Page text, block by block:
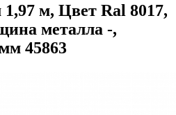
м, Цвет Ral 8017,
металла -,
45863